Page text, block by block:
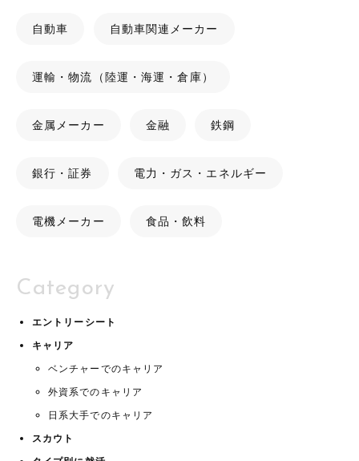
自動車 自動車関連メーカー
運輸・物流（陸運・海運・倉庫）
金属メーカー 金融 鉄鋼
銀行・証券 電力・ガス・エネルギー
電機メーカー 食品・飲料
Category
エントリーシート
キャリア
ベンチャーでのキャリア
外資系でのキャリア
日系大手でのキャリア
スカウト